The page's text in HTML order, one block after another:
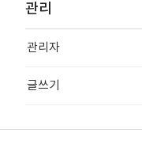
관리
관리자
글쓰기